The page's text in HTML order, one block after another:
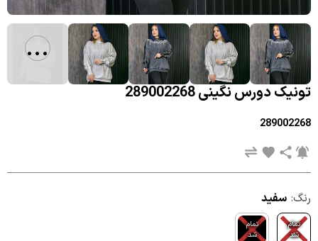
تونیک دورس نگینی 289002268
289002268
رنگ: سفید
تمام
شد
تمام
شد
...